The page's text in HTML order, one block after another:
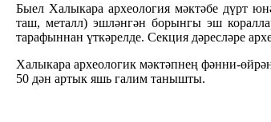
Быел Халыкара археология мәктәбе дүрт
таш, металл) эшләнгән борынгы эш
тарафыннан үткәрелде. Секция дәресләре
Халыкара археологик мәктәпнең фәнни-
50 дән артык яшь галим танышты.